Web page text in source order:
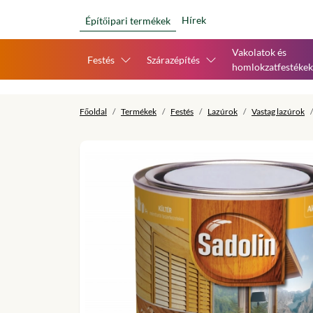
Építőipari termékek Hírek
Festés Szárazépítés
Vakolatok és
homlokzatfestékek
Főoldal Termékek Festés Lazúrok Vastag lazúrok